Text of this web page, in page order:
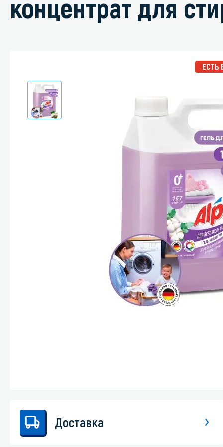
Дегризер
Средства
Средства
Средства
Средства
Стекла и
концентрат для
ЕСТЬ
Доставка